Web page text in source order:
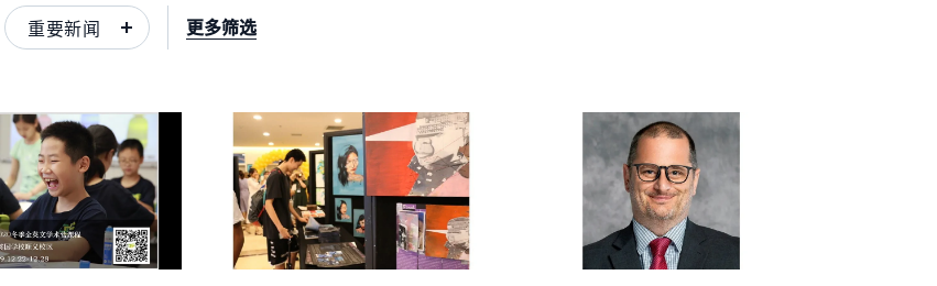
重要新闻 更多筛选
News image News image